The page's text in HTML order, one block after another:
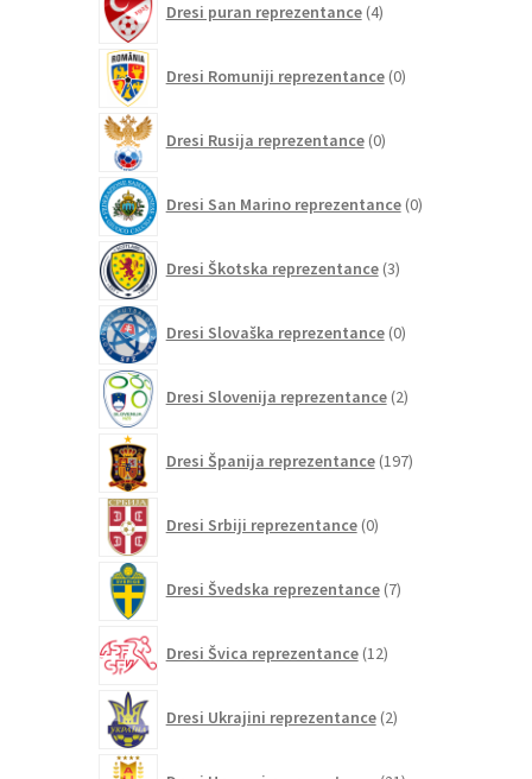
Dresi puran reprezentance 4izdelki
Dresi Romuniji reprezentance 0izdelkov
Dresi Rusija reprezentance 0izdelkov
Dresi San Marino reprezentance 0izdelkov
Dresi Škotska reprezentance 3izdelki
Dresi Slovaška reprezentance 0izdelkov
Dresi Slovenija reprezentance 2izdelka
Dresi Španija reprezentance 197izdelkov
Dresi Srbiji reprezentance 0izdelkov
Dresi Švedska reprezentance 7izdelkov
Dresi Švica reprezentance 12izdelkov
Dresi Ukrajini reprezentance 2izdelka